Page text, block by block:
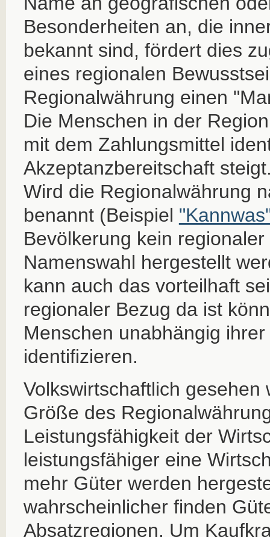
Besonderheiten an, die
bekannt sind, fördert dies
eines regionalen
Regionalwährung einen
Die Menschen in der
mit dem Zahlungsmittel
Akzeptanzbereitschaft
Wird die Regionalwährung
benannt (Beispiel
Bevölkerung kein
Namenswahl hergestellt
kann auch das vorteilhaft
regionaler Bezug da ist
Menschen unabhängig
identifizieren.
Volkswirtschaftlich gesehen
Größe des
Leistungsfähigkeit der
leistungsfähiger eine
mehr Güter werden
wahrscheinlicher finden
Absatzregionen. Um